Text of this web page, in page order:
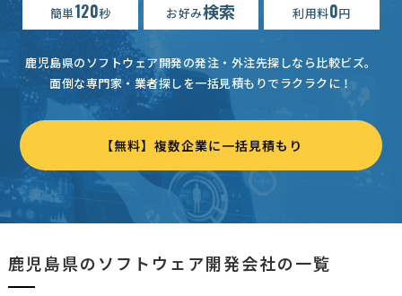
簡単120秒
お好み検索
利用料0円
鹿児島県のソフトウェア開発の発注・外注先探しなら比較ビズ。
面倒な専門家・業者探しを一括見積もりでラクラクに！
【無料】複数企業に一括見積もり
鹿児島県のソフトウェア開発会社の一覧